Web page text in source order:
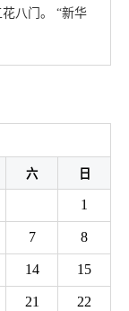
八门。 “新华
六 日
1
7 8
14 15
21 22